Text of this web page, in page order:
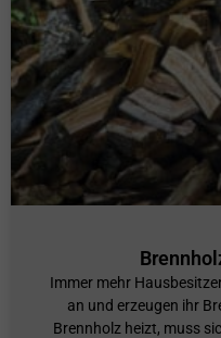
Immer mehr
an und erzeugen ihr
Brennholz heizt, muss